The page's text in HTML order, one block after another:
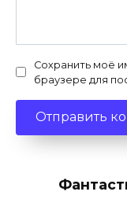
Сохранить моё
браузере для